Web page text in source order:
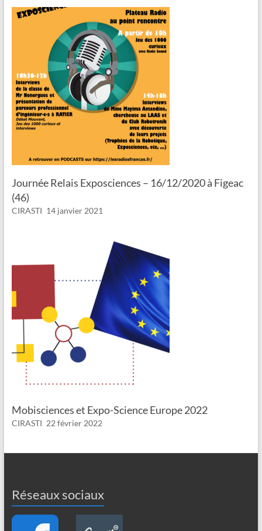
Journée Relais Exposciences – 16/12/2020 à Figeac
(46)
CIRASTI 14 janvier 2021
Mobisciences et Expo-Science Europe 2022
CIRASTI 22 février 2022
Réseaux sociaux